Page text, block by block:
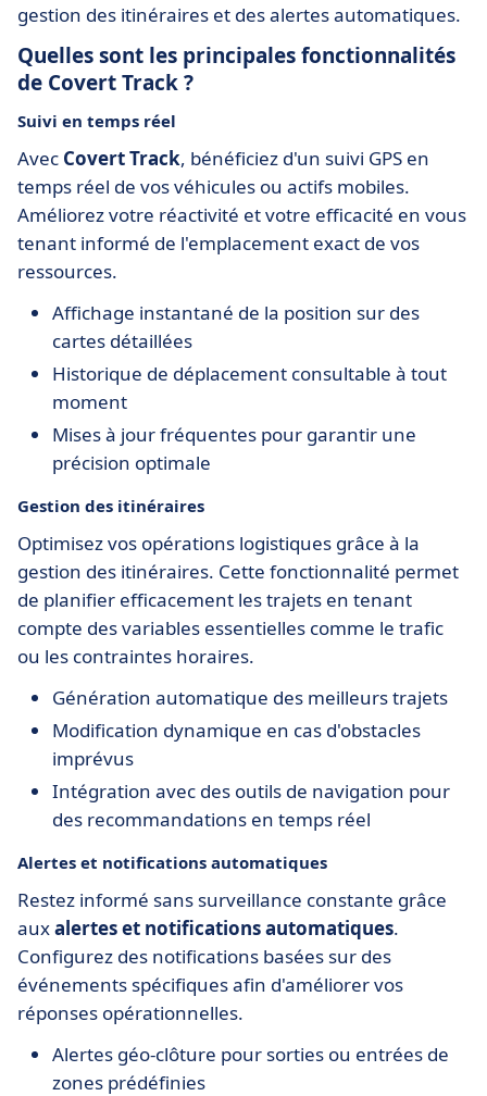
gestion des itinéraires et des alertes automatiques.
Quelles sont les principales fonctionnalités
de Covert Track ?
Suivi en temps réel
Avec Covert Track, bénéficiez d'un suivi GPS en
temps réel de vos véhicules ou actifs mobiles.
Améliorez votre réactivité et votre efficacité en vous
tenant informé de l'emplacement exact de vos
ressources.
Affichage instantané de la position sur des
cartes détaillées
Historique de déplacement consultable à tout
moment
Mises à jour fréquentes pour garantir une
précision optimale
Gestion des itinéraires
Optimisez vos opérations logistiques grâce à la
gestion des itinéraires. Cette fonctionnalité permet
de planifier efficacement les trajets en tenant
compte des variables essentielles comme le trafic
ou les contraintes horaires.
Génération automatique des meilleurs trajets
Modification dynamique en cas d'obstacles
imprévus
Intégration avec des outils de navigation pour
des recommandations en temps réel
Alertes et notifications automatiques
Restez informé sans surveillance constante grâce
auxalertes et notifications automatiques.
Configurez des notifications basées sur des
événements spécifiques afin d'améliorer vos
réponses opérationnelles.
Alertes géo-clôture pour sorties ou entrées de
zones prédéfinies